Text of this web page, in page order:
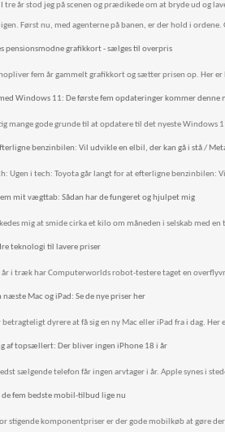
I tre år stod jeg på scenen og prædikede om at bryde ud og
Først nu, med agenterne på banen, er der hold i ordene.
pensionsmodne grafikkort - sælges til overpris
fem år gammelt grafikkort og sætter prisen op. Her
Windows 11: De første fem opdateringer kommer denne
mange gode grunde til at opdatere til det nyeste Windows
benzinbilen: Vil udvikle en elbil, der kan gå i stå /
Ugen i tech: Toyota går langt for at efterligne benzinbilen:
mit vægttab: Sådan har de fungeret og hjulpet mig
mig at smide cirka et kilo om måneden i selskab med
teknologi til lavere priser
år i træk har Computerworlds robot-testere taget en
Mac og iPad: Se de nye priser her
betragteligt dyrere at få sig en ny Mac eller iPad fra i dag.
af topsællert: Der bliver ingen iPhone 18 i år
sælgende telefon får ingen arvtager i år. Apple synes i
fem bedste mobil-tilbud lige nu
stigende komponentpriser er der gode mobilkøb at gøre